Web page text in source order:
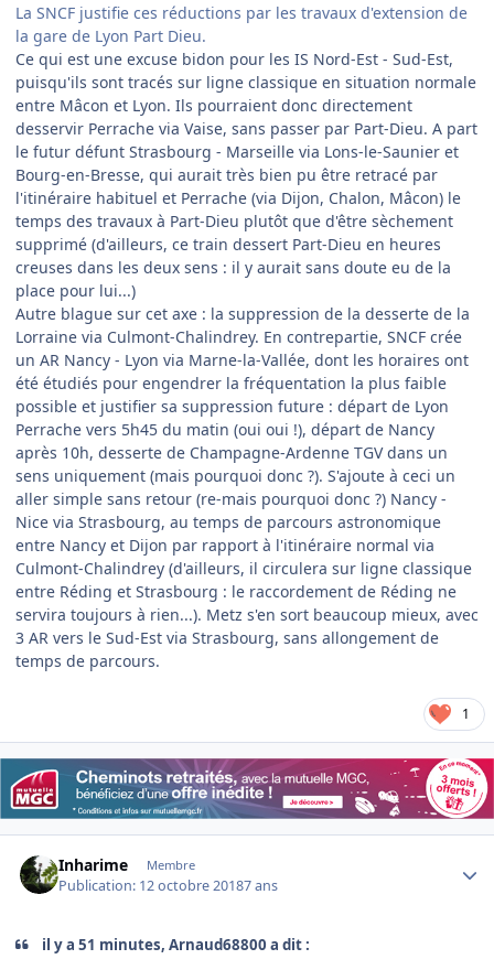
La SNCF justifie ces réductions par les travaux d'extension de
la gare de Lyon Part Dieu.
Ce qui est une excuse bidon pour les IS Nord-Est - Sud-Est,
puisqu'ils sont tracés sur ligne classique en situation normale
entre Mâcon et Lyon. Ils pourraient donc directement
desservir Perrache via Vaise, sans passer par Part-Dieu. A part
le futur défunt Strasbourg - Marseille via Lons-le-Saunier et
Bourg-en-Bresse, qui aurait très bien pu être retracé par
l'itinéraire habituel et Perrache (via Dijon, Chalon, Mâcon) le
temps des travaux à Part-Dieu plutôt que d'être sèchement
supprimé (d'ailleurs, ce train dessert Part-Dieu en heures
creuses dans les deux sens : il y aurait sans doute eu de la
place pour lui...)
Autre blague sur cet axe : la suppression de la desserte de la
Lorraine via Culmont-Chalindrey. En contrepartie, SNCF crée
un AR Nancy - Lyon via Marne-la-Vallée, dont les horaires ont
été étudiés pour engendrer la fréquentation la plus faible
possible et justifier sa suppression future : départ de Lyon
Perrache vers 5h45 du matin (oui oui !), départ de Nancy
après 10h, desserte de Champagne-Ardenne TGV dans un
sens uniquement (mais pourquoi donc ?). S'ajoute à ceci un
aller simple sans retour (re-mais pourquoi donc ?) Nancy -
Nice via Strasbourg, au temps de parcours astronomique
entre Nancy et Dijon par rapport à l'itinéraire normal via
Culmont-Chalindrey (d'ailleurs, il circulera sur ligne classique
entre Réding et Strasbourg : le raccordement de Réding ne
servira toujours à rien...). Metz s'en sort beaucoup mieux, avec
3 AR vers le Sud-Est via Strasbourg, sans allongement de
temps de parcours.
1
Inharime Membre
Publication: 12 octobre 20187 ans
il y a 51 minutes, Arnaud68800 a dit :